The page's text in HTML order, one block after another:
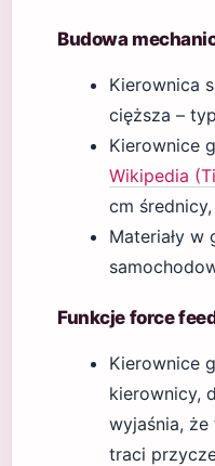
Budowa
Kierownica
cięższa –
Kierownice
Wikipedia
cm
Materiały
Funkcje force
Kierownice
kierownicy,
wyjaśnia,
traci